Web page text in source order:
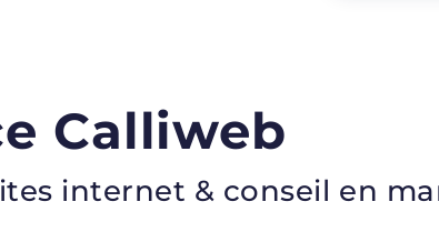
Calliweb
internet & conseil en